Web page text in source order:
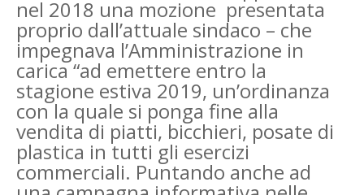
nel 2018 una mozione ­ presentata
proprio dall’attuale sindaco – che
impegnava l’Amministrazione in
carica “ad emettere entro la
stagione estiva 2019, un’ordinanza
con la quale si ponga fine alla
vendita di piatti, bicchieri, posate di
plastica in tutti gli esercizi
commerciali. Puntando anche ad